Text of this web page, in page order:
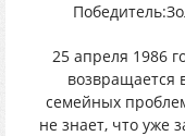
25 апреля 1986
возвращается
семейных
не знает, что уже